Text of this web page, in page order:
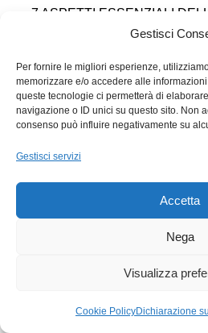
Gestisci
Per fornire le migliori esperienze,
memorizzare e/o accedere alle
queste tecnologie ci permetterà di
navigazione o ID unici su questo sito. Non
consenso può influire negativamente su
Gestisci servizi
Accetta
Nega
Visualizza
Cookie PolicyDichiarazione
7 ASPETTI ESSENZIALI
NATUROPATIA E
7 INFORMAZIONI LEGALI
NATUROPATIA | GUIDA
AUTOREVOLE
PER UNA PRATICA
DICHIARAZIONE SULLA
DISCONOSCIMENTO
P.IVA: 01554220119 — Numero REA: SP-234453
Informazioni Trasparenti
POSSIBILITÀ DI FINANZIAMENTO DELL'ISCRIZIONE
Prenota un